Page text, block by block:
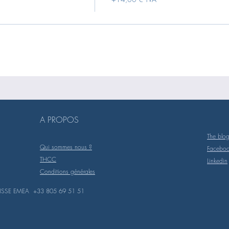
A PROPOS
Qui sommes nous ?
THCC
Conditions générales
The blog
Linkedin
EMEA +33 805 69 51 51